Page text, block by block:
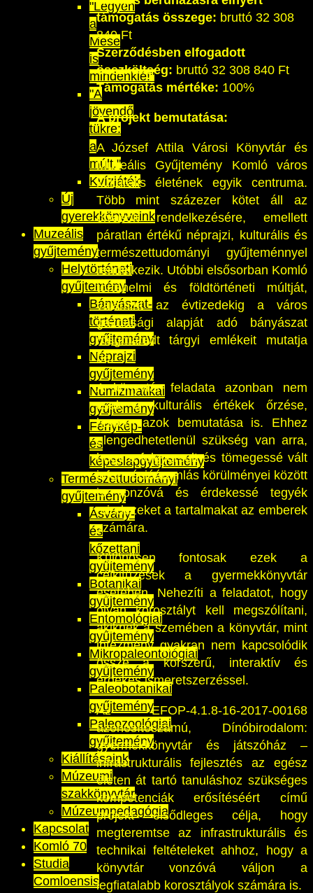
"Legyen
a
Mese
is
mindenkié!"
"A
jövendő
tükre:
a
múlt."
Kvízjáték
Új
gyerekkönyveink
Muzeális
gyűjtemény
Helytörténeti
gyűjtemény
Bányászat-
történeti
gyűjtemény
Néprajzi
gyűjtemény
Numizmatikai
gyűjtemény
Fénykép-
és
képeslapgyűjtemény
Természettudományi
gyűjtemény
Ásvány-
és
kőzettani
gyűjtemény
Botanikai
gyűjtemény
Entomológiai
gyűjtemény
Mikropaleontológiai
gyűjtemény
Paleobotanikai
gyűjtemény
Paleozoológiai
gyűjtemény
Kiállításaink
Múzeumi
szakkönyvtár
Múzeumpedagógia
Kapcsolat
Komló 70
Studia
Comloensis
támogatás összege: bruttó 32 308
840 Ft
Szerződésben elfogadott
összköltség: bruttó 32 308 840 Ft
Támogatás mértéke: 100%
A projekt bemutatása:
A József Attila Városi Könyvtár és
Muzeális Gyűjtemény Komló város
kulturális életének egyik centruma.
Több mint százezer kötet áll az
olvasók rendelkezésére, emellett
páratlan értékű néprajzi, kulturális és
természettudományi gyűjteménnyel
rendelkezik. Utóbbi elsősorban Komló
történelmi és földtörténeti múltját,
valamint az évtizedekig a város
gazdasági alapját adó bányászat
megmaradt tárgyi emlékeit mutatja
be.
A könyvtár feladata azonban nem
csak a kulturális értékek őrzése,
hanem azok bemutatása is. Ehhez
elengedhetetlenül szükség van arra,
hogy a felgyorsult és tömegessé vált
információáramlás körülményei között
is vonzóvá és érdekessé tegyék
mindezeket a tartalmakat az emberek
számára.
Különösen fontosak ezek a
célkitűzések a gyermekkönyvtár
esetében. Nehezíti a feladatot, hogy
olyan korosztályt kell megszólítani,
akiknek a szemében a könyvtár, mint
intézmény gyakran nem kapcsolódik
össze a korszerű, interaktív és
érdekes ismeretszerzéssel.
Az EFOP-4.1.8-16-2017-00168
azonosítószámú, Dínóbirodalom:
gyermekkönyvtár és játszóház –
infrastrukturális fejlesztés az egész
életen át tartó tanuláshoz szükséges
kompetenciák erősítéséért című
projekt elsődleges célja, hogy
megteremtse az infrastrukturális és
technikai feltételeket ahhoz, hogy a
könyvtár vonzóvá váljon a
legfiatalabb korosztályok számára is.